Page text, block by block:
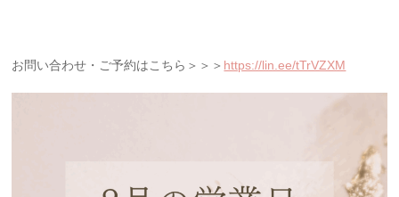
お問い合わせ・ご予約はこちら＞＞＞ https://lin.ee/tTrVZXM